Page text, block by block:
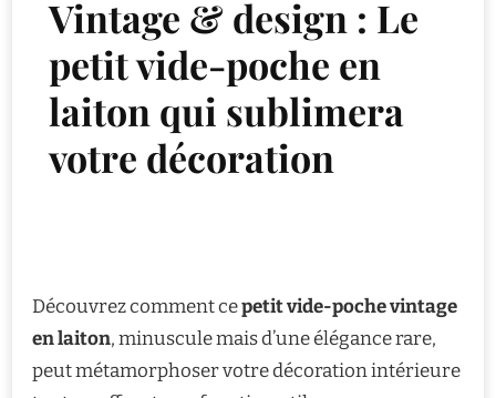
Vintage & design : Le
petit vide-poche en
laiton qui sublimera
votre décoration
Découvrez comment cepetit vide-poche vintage
en laiton, minuscule mais d’une élégance rare,
peut métamorphoser votre décoration intérieure